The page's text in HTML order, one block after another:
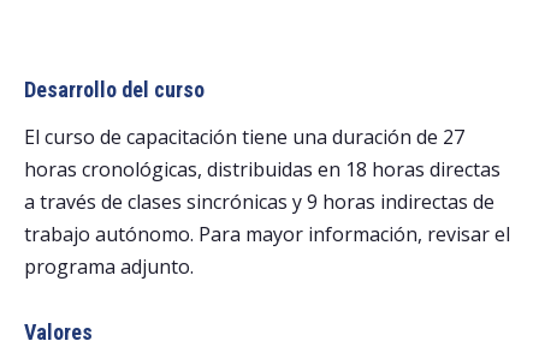
Desarrollo del curso
El curso de capacitación tiene una duración de 27
horas cronológicas, distribuidas en 18 horas directas
a través de clases sincrónicas y 9 horas indirectas de
trabajo autónomo. Para mayor información, revisar el
programa adjunto.
Valores